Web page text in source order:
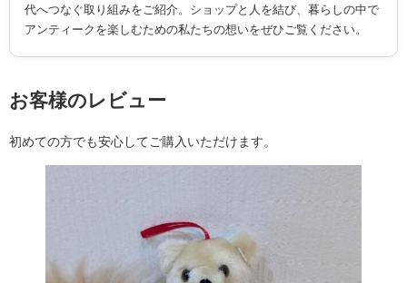
代へつなぐ取り組みをご紹介。ショップと人を結び、暮らしの中で
アンティークを楽しむための私たちの想いをぜひご覧ください。
お客様のレビュー
初めての方でも安心してご購入いただけます。